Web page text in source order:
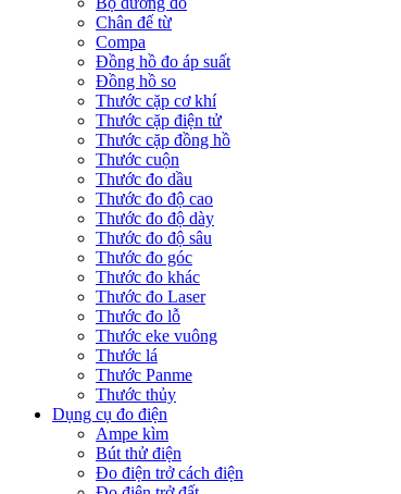
Chân đế từ
Compa
Đồng hồ đo áp suất
Đồng hồ so
Thước cặp cơ khí
Thước cặp điện tử
Thước cặp đồng hồ
Thước cuộn
Thước đo dầu
Thước đo độ cao
Thước đo độ dày
Thước đo độ sâu
Thước đo góc
Thước đo khác
Thước đo Laser
Thước đo lỗ
Thước eke vuông
Thước lá
Thước Panme
Thước thủy
Dụng cụ đo điện
Ampe kìm
Bút thử điện
Đo điện trở cách điện